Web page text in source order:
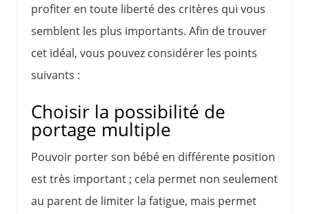
profiter en toute liberté des critères qui vous
semblent les plus importants. Afin de trouver
cet idéal, vous pouvez considérer les points
suivants :
Choisir la possibilité de
portage multiple
Pouvoir porter son bébé en différente position
est très important ; cela permet non seulement
au parent de limiter la fatigue, mais permet